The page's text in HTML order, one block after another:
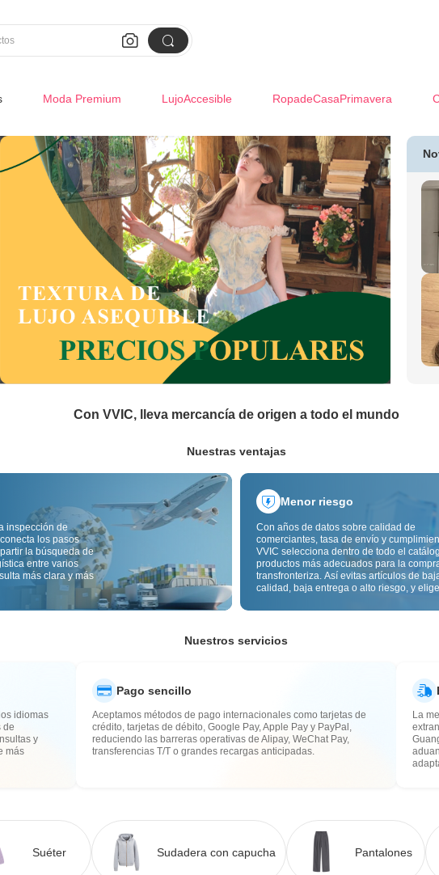
 
Moda Premium LujoAccesible RopadeCasaPrimavera
Con VVIC, lleva mercancía de origen a todo el mundo
Nuestras ventajas
inspección de
los pasos
la búsqueda de
entre varios
más clara y más
Menor riesgo
Con años de datos sobre calidad de
comerciantes, tasa de envío y
VVIC selecciona dentro de todo el
productos más adecuados para la
transfronteriza. Así evitas artículos de
calidad, baja entrega o alto riesgo, y
calidad transfronteriza y las etiquetas de
aduana y posventa.
Nuestros servicios
idiomas
de
y
más
Pago sencillo
Aceptamos métodos de pago internacionales como tarjetas de
crédito, tarjetas de débito, Google Pay, Apple Pay y PayPal,
reduciendo las barreras operativas de Alipay, WeChat Pay,
transferencias T/T o grandes recargas anticipadas.
La
Suéter Sudadera con capucha Pantalones